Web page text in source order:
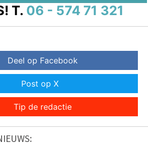
T. 06 - 574 71 321
Deel op Facebook
Post op X
Tip de redactie